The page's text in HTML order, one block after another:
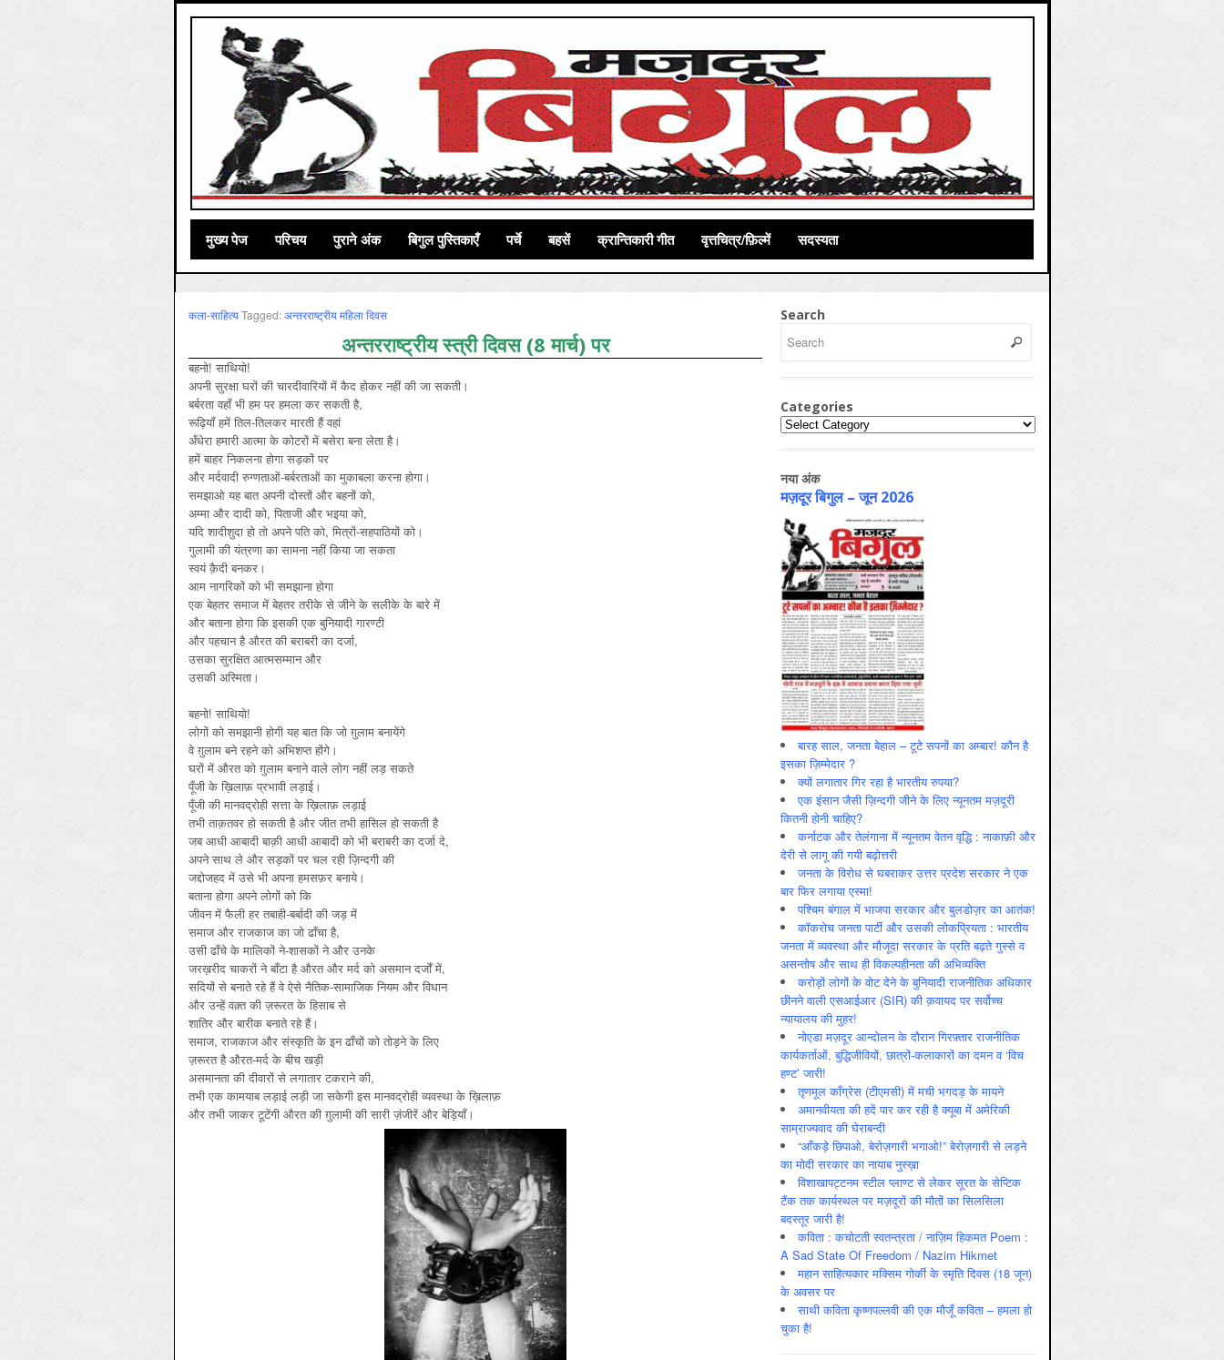
मुख्‍य पेज परिचय पुराने अंक बिगुल पुस्तिकाएँ पर्चे बहसें क्रान्तिकारी गीत वृत्तचित्र/फ़िल्में सदस्यता
कला-साहित्‍यTagged:अन्तरराष्ट्रीय महिला दिवस
अन्तरराष्ट्रीय स्त्री दिवस (8 मार्च) पर
बहनो! साथियो!
अपनी सुरक्षा घरों की चारदीवारियों में कैद होकर नहीं की जा सकती।
बर्बरता वहाँ भी हम पर हमला कर सकती है,
रूढ़ियाँ हमें तिल-तिलकर मारती हैं वहां
अँधेरा हमारी आत्मा के कोटरों में बसेरा बना लेता है।
हमें बाहर निकलना होगा सड़कों पर
और मर्दवादी रुग्णताओं-बर्बरताओं का मुकाबला करना होगा।
समझाओ यह बात अपनी दोस्तों और बहनों को,
अम्मा और दादी को, पिताजी और भइया को,
यदि शादीशुदा हो तो अपने पति को, मित्रों-सहपाठियों को।
गुलामी की यंत्रणा का सामना नहीं किया जा सकता
स्वयं क़ैदी बनकर।
आम नागरिकों को भी समझाना होगा
एक बेहतर समाज में बेहतर तरीके से जीने के सलीके के बारे में
और बताना होगा कि इसकी एक बुनियादी गारण्टी
और पहचान है औरत की बराबरी का दर्जा,
उसका सुरक्षित आत्मसम्मान और
उसकी अस्मिता।
बहनो! साथियो!
लोगों को समझानी होगी यह बात कि जो ग़ुलाम बनायेंगे
वे ग़ुलाम बने रहने को अभिशप्त होंगे।
घरों में औरत को ग़ुलाम बनाने वाले लोग नहीं लड़ सकते
पूँजी के ख़िलाफ़ प्रभावी लड़ाई।
पूँजी की मानवद्रोही सत्ता के ख़िलाफ़ लड़ाई
तभी ताक़तवर हो सकती है और जीत तभी हासिल हो सकती है
जब आधी आबादी बाक़ी आधी आबादी को भी बराबरी का दर्जा दे,
अपने साथ ले और सड़कों पर चल रही ज़िन्दगी की
जद्दोजहद में उसे भी अपना हमसफ़र बनाये।
बताना होगा अपने लोगों को कि
जीवन में फैली हर तबाही-बर्बादी की जड़ में
समाज और राजकाज का जो ढाँचा है,
उसी ढाँचे के मालिकों ने-शासकों ने और उनके
जरख़रीद चाकरों ने बाँटा है औरत और मर्द को असमान दर्जों में,
सदियों से बनाते रहे हैं वे ऐसे नैतिक-सामाजिक नियम और विधान
और उन्हें वक़्त की ज़रूरत के हिसाब से
शातिर और बारीक बनाते रहे हैं।
समाज, राजकाज और संस्कृति के इन ढाँचों को तोड़ने के लिए
ज़रूरत है औरत-मर्द के बीच खड़ी
असमानता की दीवारों से लगातार टकराने की,
तभी एक कामयाब लड़ाई लड़ी जा सकेगी इस मानवद्रोही व्यवस्था के ख़िलाफ़
और तभी जाकर टूटेंगी औरत की ग़ुलामी की सारी ज़ंजीरें और बेड़ियाँ।
Search
Categories
Categories
नया अंक
मज़दूर बिगुल – जून 2026
बारह साल, जनता बेहाल – टूटे सपनों का अम्बार! कौन है
इसका ज़िम्मेदार ?
क्यों लगातार गिर रहा है भारतीय रुपया?
एक इंसान जैसी ज़िन्दगी जीने के लिए न्यूनतम मज़दूरी
कितनी होनी चाहिए?
कर्नाटक और तेलंगाना में न्यूनतम वेतन वृद्धि : नाकाफ़ी और
देरी से लागू की गयी बढ़ोत्तरी
जनता के विरोध से घबराकर उत्तर प्रदेश सरकार ने एक
बार फिर लगाया एस्मा!
पश्चिम बंगाल में भाजपा सरकार और बुलडोज़र का आतंक!
कॉकरोच जनता पार्टी और उसकी लोकप्रियता : भारतीय
जनता में व्‍यवस्‍था और मौजूदा सरकार के प्रति बढ़ते गुस्‍से व
असन्‍तोष और साथ ही विकल्‍पहीनता की अभिव्‍यक्ति
करोड़ों लोगों के वोट देने के बुनियादी राजनीतिक अधिकार
छीनने वाली एसआईआर (SIR) की क़वायद पर सर्वोच्च
न्यायालय की मुहर!
नोएडा मज़दूर आन्दोलन के दौरान गिरफ़्तार राजनीतिक
कार्यकर्ताओं, बुद्धिजीवियों, छात्रों-कलाकारों का दमन व ‘विच
हण्ट’ जारी!
तृणमूल काँग्रेस (टीएमसी) में मची भगदड़ के मायने
अमानवीयता की हदें पार कर रही है क्यूबा में अमेरिकी
साम्राज्यवाद की घेराबन्दी
“आँकड़े छिपाओ, बेरोज़गारी भगाओ!” बेरोज़गारी से लड़ने
का मोदी सरकार का नायाब नुस्ख़ा
विशाखापट्टनम स्टील प्लाण्ट से लेकर सूरत के सेप्टिक
टैंक तक कार्यस्थल पर मज़दूरों की मौतों का सिलसिला
बदस्तूर जारी है!
कविता : कचोटती स्वतन्त्रता / नाज़िम हिकमत Poem :
A Sad State Of Freedom / Nazim Hikmet
महान साहित्यकार मक्सिम गोर्की के स्मृति दिवस (18 जून)
के अवसर पर
साथी कविता कृष्णपल्लवी की एक मौजूँ कविता – हमला हो
चुका है!